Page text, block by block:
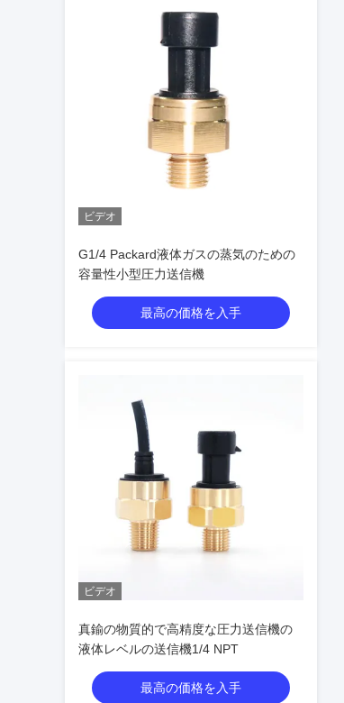
ビデオ
G1/4 Packard液体ガスの蒸気のための
容量性小型圧力送信機
最高の価格を入手
ビデオ
真鍮の物質的で高精度な圧力送信機の
液体レベルの送信機1/4 NPT
最高の価格を入手